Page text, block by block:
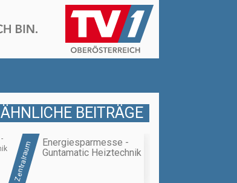
ÄHNLICHE BEITRÄGE
Zentralraum
Energiesparmesse -
Guntamatic Heiztechnik